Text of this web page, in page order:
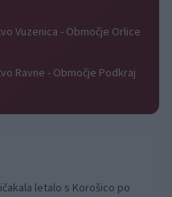
Vuzenica - Območje Orlice
Ravne - Območje Podkraj
letalo s Korošico po